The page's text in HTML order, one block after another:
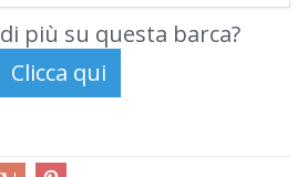
più su questa barca?